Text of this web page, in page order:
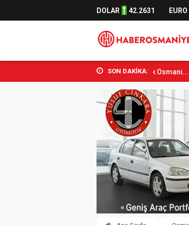
DOLAR 42.2631 EURO
SON DAKİKA:
Spor Bakanı Osman Aşkın Bak Osmani... Sumbas’ta